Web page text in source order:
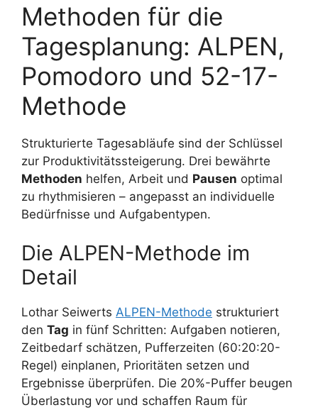
Methoden für die
Tagesplanung: ALPEN,
Pomodoro und 52-17-
Methode
Strukturierte Tagesabläufe sind der Schlüssel
zur Produktivitätssteigerung. Drei bewährte
Methoden helfen, Arbeit und Pausen optimal
zu rhythmisieren – angepasst an individuelle
Bedürfnisse und Aufgabentypen.
Die ALPEN-Methode im
Detail
Lothar Seiwerts ALPEN-Methode strukturiert
den Tag in fünf Schritten: Aufgaben notieren,
Zeitbedarf schätzen, Pufferzeiten (60:20:20-
Regel) einplanen, Prioritäten setzen und
Ergebnisse überprüfen. Die 20%-Puffer beugen
Überlastung vor und schaffen Raum für